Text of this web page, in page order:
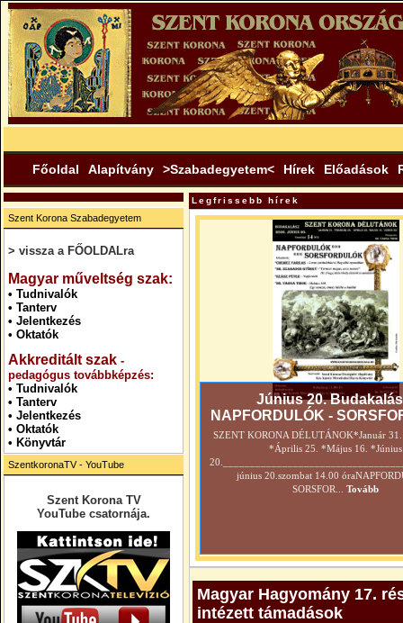
Főoldal Alapítvány >Szabadegyetem< Hírek Előadások
Szent Korona Szabadegyetem
> vissza a FŐOLDALra
Magyar műveltség szak:
• Tudnivalók
• Tanterv
• Jelentkezés
• Oktatók
Akkreditált szak -
pedagógus továbbképzés:
• Tudnivalók
• Tanterv
• Jelentkezés
• Oktatók
• Könyvtár
SzentkoronaTV - YouTube
Szent Korona TV
YouTube csatornája.
Legfrissebb hírek
Június 20.
NAPFORDULÓK -
SZENT KORONA DÉLUTÁNOK*Január
*Április 25. *Május 16. *Június
június 20.szombat 14.00
SORSFOR...
Tovább
Magyar Hagyomány 17.
intézett támadások